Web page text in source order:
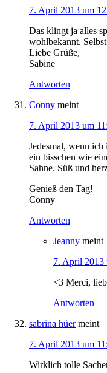
7. April 2013 um
Das klingt ja alles
wohlbekannt.
Liebe Grüße,
Sabine
Antworten
Conny meint
7. April 2013 um
Jedesmal, wenn
ein bisschen wie
Sahne. Süß und
Genieß den Tag!
Conny
Antworten
Jeanny meint
7. April 2013
<3 Merci,
Antworten
sabrina hüer meint
7. April 2013 um
Wirklich tolle